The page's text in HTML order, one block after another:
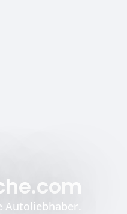
Autoliebhaber.